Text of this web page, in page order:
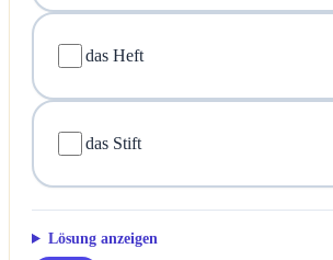
das Heft
das Stift
Lösung anzeigen